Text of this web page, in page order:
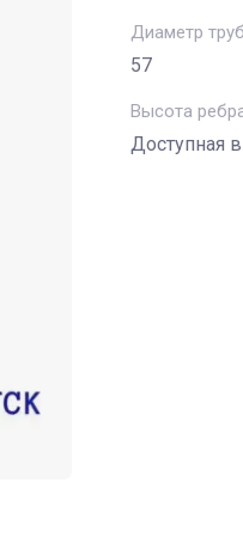
Диаметр
57
Высота
Доступная